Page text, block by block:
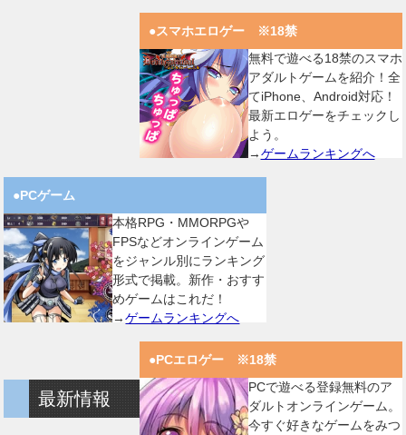
●スマホエロゲー ※18禁
無料で遊べる18禁のスマホ
アダルトゲームを紹介！全
てiPhone、Android対応！
最新エロゲーをチェックし
よう。
→ゲームランキングへ
●PCゲーム
本格RPG・MMORPGや
FPSなどオンラインゲーム
をジャンル別にランキング
形式で掲載。新作・おすす
めゲームはこれだ！
→ゲームランキングへ
●PCエロゲー ※18禁
PCで遊べる登録無料のア
ダルトオンラインゲーム。
今すぐ好きなゲームをみつ
最新情報